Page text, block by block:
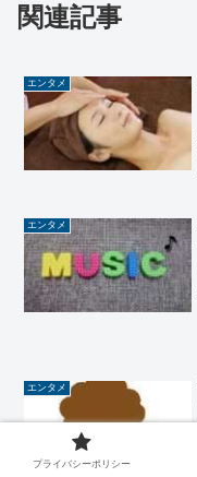
関連記事
エンタメ
エンタメ
エンタメ
プライバシーポリシー